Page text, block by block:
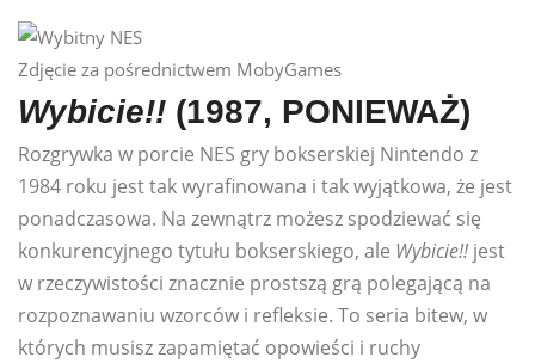
Zdjęcie za pośrednictwem MobyGames
Wybicie!! (1987, PONIEWAŻ)
Rozgrywka w porcie NES gry bokserskiej Nintendo z
1984 roku jest tak wyrafinowana i tak wyjątkowa, że ​​jest
ponadczasowa. Na zewnątrz możesz spodziewać się
konkurencyjnego tytułu bokserskiego, ale Wybicie!!jest
w rzeczywistości znacznie prostszą grą polegającą na
rozpoznawaniu wzorców i refleksie. To seria bitew, w
których musisz zapamiętać opowieści i ruchy